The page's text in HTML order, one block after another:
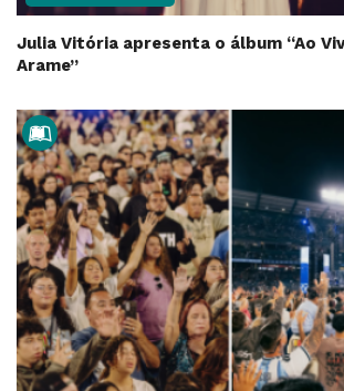
Julia Vitória apresenta o álbum “Ao
Arame”